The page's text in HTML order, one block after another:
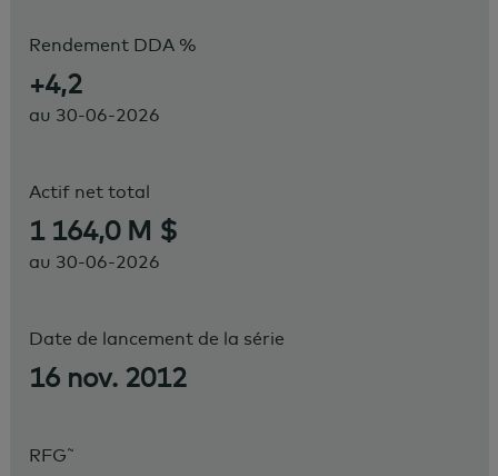
Rendement DDA %
+4,2
au 30-06-2026
Actif net total
1 164,0 M $
au 30-06-2026
Date de lancement de la série
16 nov. 2012
RFG~